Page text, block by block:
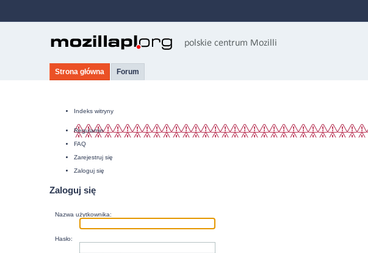
Strona główna Forum
Indeks witryny
Regulamin
FAQ
Zarejestruj się
Zaloguj się
Zaloguj się
Nazwa użytkownika:
Hasło: